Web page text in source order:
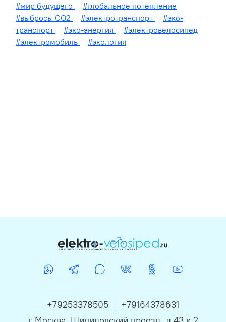
#мир будущего
#глобальное потепление
#выбросы CO2
#электротранспорт
#эко-
транспорт
#эко-энергия
#электровелосипед
#электромобиль
#экология
+79253378505
+79164378631